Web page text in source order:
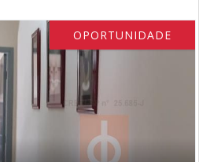
OPORTUNIDADE